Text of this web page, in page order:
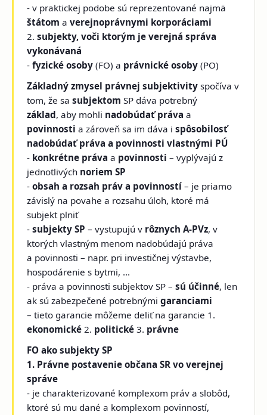
- v praktickej podobe sú reprezentované najmä
štátom averejnoprávnymi korporáciami
2.subjekty, voči ktorým je verejná správa
vykonávaná
-fyzické osoby (FO) a právnické osoby (PO)
Základný zmysel právnej subjektivity spočíva v
tom, že sasubjektom SP dáva potrebný
základ, aby mohli nadobúdať práva a
povinnostia zároveň sa im dáva ispôsobilosť
nadobúdať práva a povinnosti vlastnými PÚ
- konkrétne práva a povinnosti – vyplývajú z
jednotlivých noriem SP
-obsah a rozsah práv a povinností – je priamo
závislý na povahe a rozsahu úloh, ktoré má
subjekt plniť
-subjekty SP – vystupujú v rôznych A-PVz, v
ktorých vlastným menom nadobúdajú práva
a povinnosti – napr. pri investičnej výstavbe,
hospodárenie s bytmi, ...
- práva a povinnosti subjektov SP –sú účinné, len
ak sú zabezpečené potrebnýmigaranciami
– tieto garancie môžeme deliť na garancie 1.
ekonomické 2. politické3. právne
FO ako subjekty SP
1. Právne postavenie občana SR vo verejnej
správe
- je charakterizované komplexom práv a slobôd,
ktoré sú mu dané a komplexom povinností,